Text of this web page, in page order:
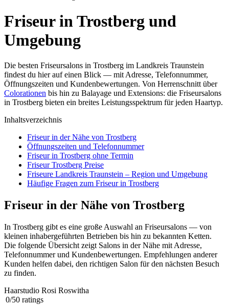
Friseur in Trostberg und
Umgebung
Die besten Friseursalons in Trostberg im Landkreis Traunstein
findest du hier auf einen Blick — mit Adresse, Telefonnummer,
Öffnungszeiten und Kundenbewertungen. Von Herrenschnitt über
Colorationen bis hin zu Balayage und Extensions: die Friseursalons
in Trostberg bieten ein breites Leistungsspektrum für jeden Haartyp.
Inhaltsverzeichnis
Friseur in der Nähe von Trostberg
Öffnungszeiten und Telefonnummer
Friseur in Trostberg ohne Termin
Friseur Trostberg Preise
Friseure Landkreis Traunstein – Region und Umgebung
Häufige Fragen zum Friseur in Trostberg
Friseur in der Nähe von Trostberg
In Trostberg gibt es eine große Auswahl an Friseursalons — von
kleinen inhabergeführten Betrieben bis hin zu bekannten Ketten.
Die folgende Übersicht zeigt Salons in der Nähe mit Adresse,
Telefonnummer und Kundenbewertungen. Empfehlungen anderer
Kunden helfen dabei, den richtigen Salon für den nächsten Besuch
zu finden.
Haarstudio Rosi Roswitha
0/50 ratings